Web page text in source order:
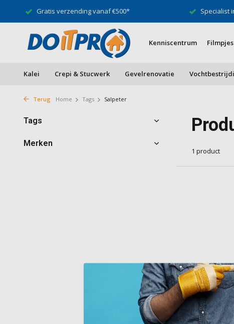
Gratis verzending vanaf €500* Specialist
Kenniscentrum Filmpjes
Kalei Crepi & Stucwerk Gevelrenovatie
Terug Home Tags Salpeter
Tags
Merken
1 product
Technichem
Fysische
componenten